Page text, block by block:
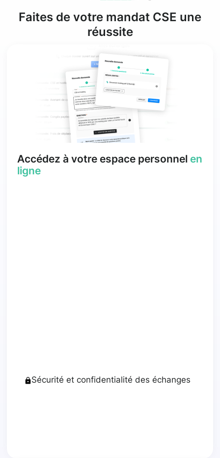
Faites de votre mandat CSE une
réussite
Accédez à votre espace personnel en
ligne
Sécurité et confidentialité des échanges